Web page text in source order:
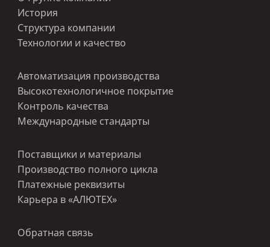
История
Структура компании
Технологии и качество
Автоматизация производства
Высокотехнологичное покрытие
Контроль качества
Международные стандарты
Поставщики и материалы
Производство полного цикла
Платежные реквизиты
Карьера в «АЛЮТЕХ»
Обратная связь